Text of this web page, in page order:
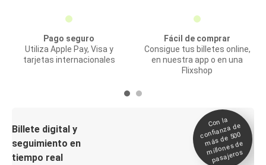
Pago seguro
Utiliza Apple Pay, Visa y
tarjetas internacionales
Fácil de comprar
Consigue tus billetes online,
en nuestra app o en una
Flixshop
Billete digital y
seguimiento en
tiempo real
Con la
confianza de
más de 500
millones de
pasajeros